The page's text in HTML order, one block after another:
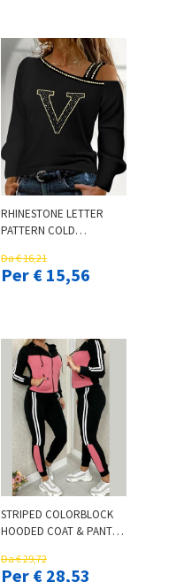
RHINESTONE LETTER
PATTERN COLD
Da € 16,21
Per € 15,56
STRIPED COLORBLOCK
HOODED COAT & PANTS
Da € 29,72
Per € 28,53